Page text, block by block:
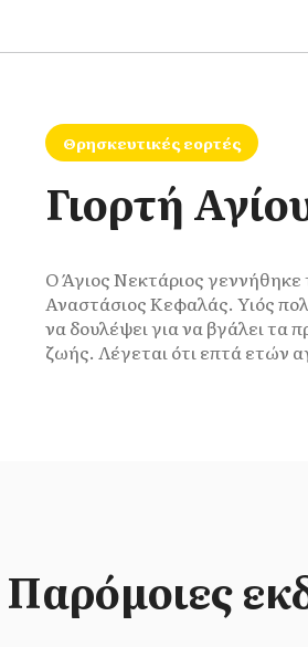
Θρησκευτικές εορτές
Γιορτή
Ο Άγιος Νεκτάριος γεννήθηκε
Αναστάσιος Κεφαλάς. Υιός
να δουλέψει για να βγάλει τα
ζωής. Λέγεται ότι επτά ετών
Παρόμοιες